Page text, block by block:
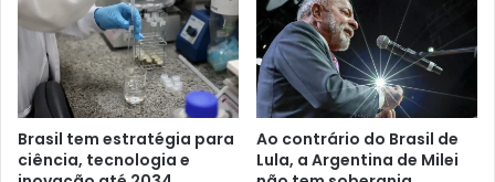
Brasil tem estratégia para
ciência, tecnologia e
Ao contrário do Brasil de
Lula, a Argentina de Milei